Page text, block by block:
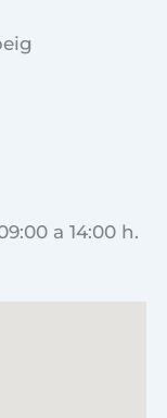
a 14:00 h.